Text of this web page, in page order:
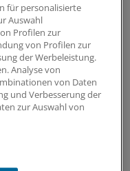
und
muss festgelegt
Momentan
weit entfernt von
Fragen und
Muster geben, sonst
sind meist
nicht das
für personalisierte
Auswahl
Profilen zur
von Profilen zur
der Werbeleistung.
Analyse von
von Daten
und Verbesserung der
zur Auswahl von